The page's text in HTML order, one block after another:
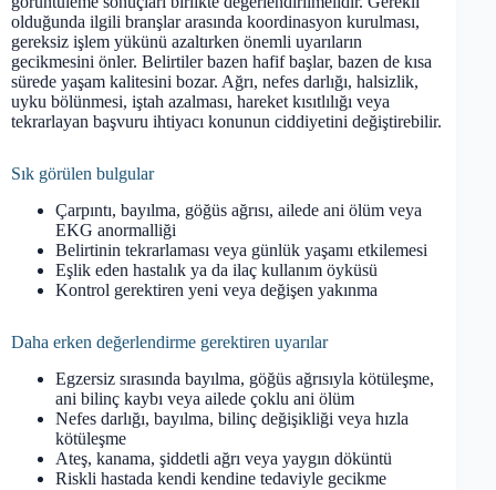
olduğunda ilgili branşlar arasında koordinasyon kurulması,
gereksiz işlem yükünü azaltırken önemli uyarıların
gecikmesini önler. Belirtiler bazen hafif başlar, bazen de kısa
sürede yaşam kalitesini bozar. Ağrı, nefes darlığı, halsizlik,
uyku bölünmesi, iştah azalması, hareket kısıtlılığı veya
tekrarlayan başvuru ihtiyacı konunun ciddiyetini değiştirebilir.
Sık görülen bulgular
Çarpıntı, bayılma, göğüs ağrısı, ailede ani ölüm veya
EKG anormalliği
Belirtinin tekrarlaması veya günlük yaşamı etkilemesi
Eşlik eden hastalık ya da ilaç kullanım öyküsü
Kontrol gerektiren yeni veya değişen yakınma
Daha erken değerlendirme gerektiren uyarılar
Egzersiz sırasında bayılma, göğüs ağrısıyla kötüleşme,
ani bilinç kaybı veya ailede çoklu ani ölüm
Nefes darlığı, bayılma, bilinç değişikliği veya hızla
kötüleşme
Ateş, kanama, şiddetli ağrı veya yaygın döküntü
Riskli hastada kendi kendine tedaviyle gecikme